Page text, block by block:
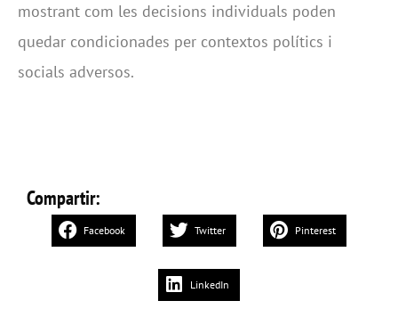
mostrant com les decisions individuals poden
quedar condicionades per contextos polítics i
socials adversos.
Compartir:
Facebook Twitter Pinterest
LinkedIn